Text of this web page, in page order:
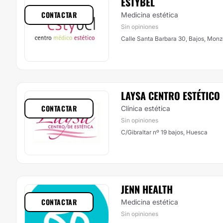
Medicina estética
Sin opiniones
Calle Santa Barbara 30, Bajos,
CONTACTAR
LAYSA CENTRO ESTÉTICO
Clínica estética
Sin opiniones
C/Gibraltar nº 19 bajos, Huesca
CONTACTAR
JENN HEALTH
Medicina estética
Sin opiniones
CONTACTAR